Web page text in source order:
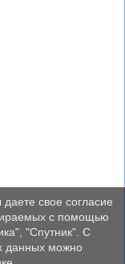
свое согласие
с помощью
"Спутник". С
данных можно